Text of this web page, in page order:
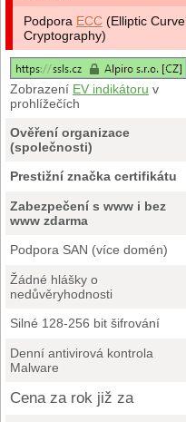
Podpora ECC (Elliptic Curve
Cryptography)
Zobrazení EV indikátoru v
prohlížečích
Ověření organizace
(společnosti)
Prestižní značka certifikátu
Zabezpečení s www i bez
www zdarma
Podpora SAN (více domén)
Žádné hlášky o
nedůvěryhodnosti
Silné 128-256 bit šifrování
Denní antivirová kontrola
Malware
Cena za rok již za